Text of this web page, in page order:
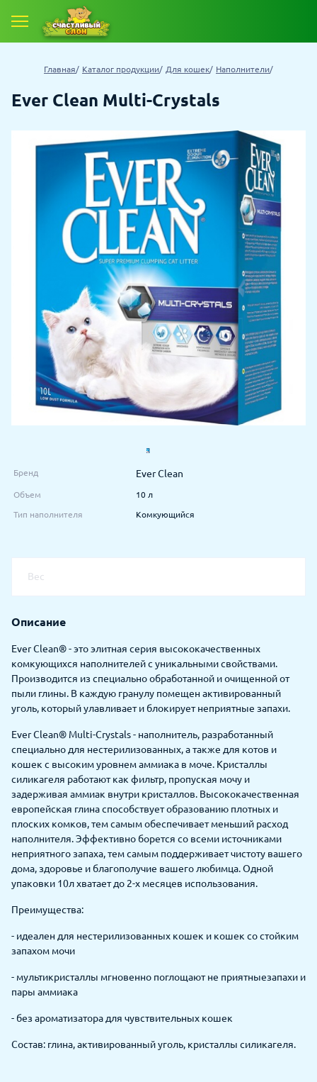
Главная Каталог продукции Для кошек Наполнители
Ever Clean Multi-Crystals
Бренд Ever Clean
Объем 10 л
Тип наполнителя Комкующийся
Вес
Описание
Ever Clean® - это элитная серия высококачественных
комкующихся наполнителей с уникальными свойствами.
Производится из специально обработанной и очищенной от
пыли глины. В каждую гранулу помещен активированный
уголь, который улавливает и блокирует неприятные запахи.
Ever Clean® Multi-Crystals - наполнитель, разработанный
специально для нестерилизованных, а также для котов и
кошек с высоким уровнем аммиака в моче. Кристаллы
силикагеля работают как фильтр, пропуская мочу и
задерживая аммиак внутри кристаллов. Высококачественная
европейская глина способствует образованию плотных и
плоских комков, тем самым обеспечивает меньший расход
наполнителя. Эффективно борется со всеми источниками
неприятного запаха, тем самым поддерживает чистоту вашего
дома, здоровье и благополучие вашего любимца. Одной
упаковки 10л хватает до 2-х месяцев использования.
Преимущества:
- идеален для нестерилизованных кошек и кошек со стойким
запахом мочи
- мультикристаллы мгновенно поглощают не приятныезапахи и
пары аммиака
- без ароматизатора для чувствительных кошек
Состав: глина, активированный уголь, кристаллы силикагеля.